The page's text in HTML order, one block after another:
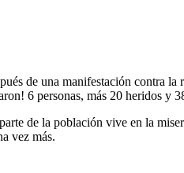
de una manifestación contra
6 personas, más 20 heridos y
de la población vive en la
vez más.